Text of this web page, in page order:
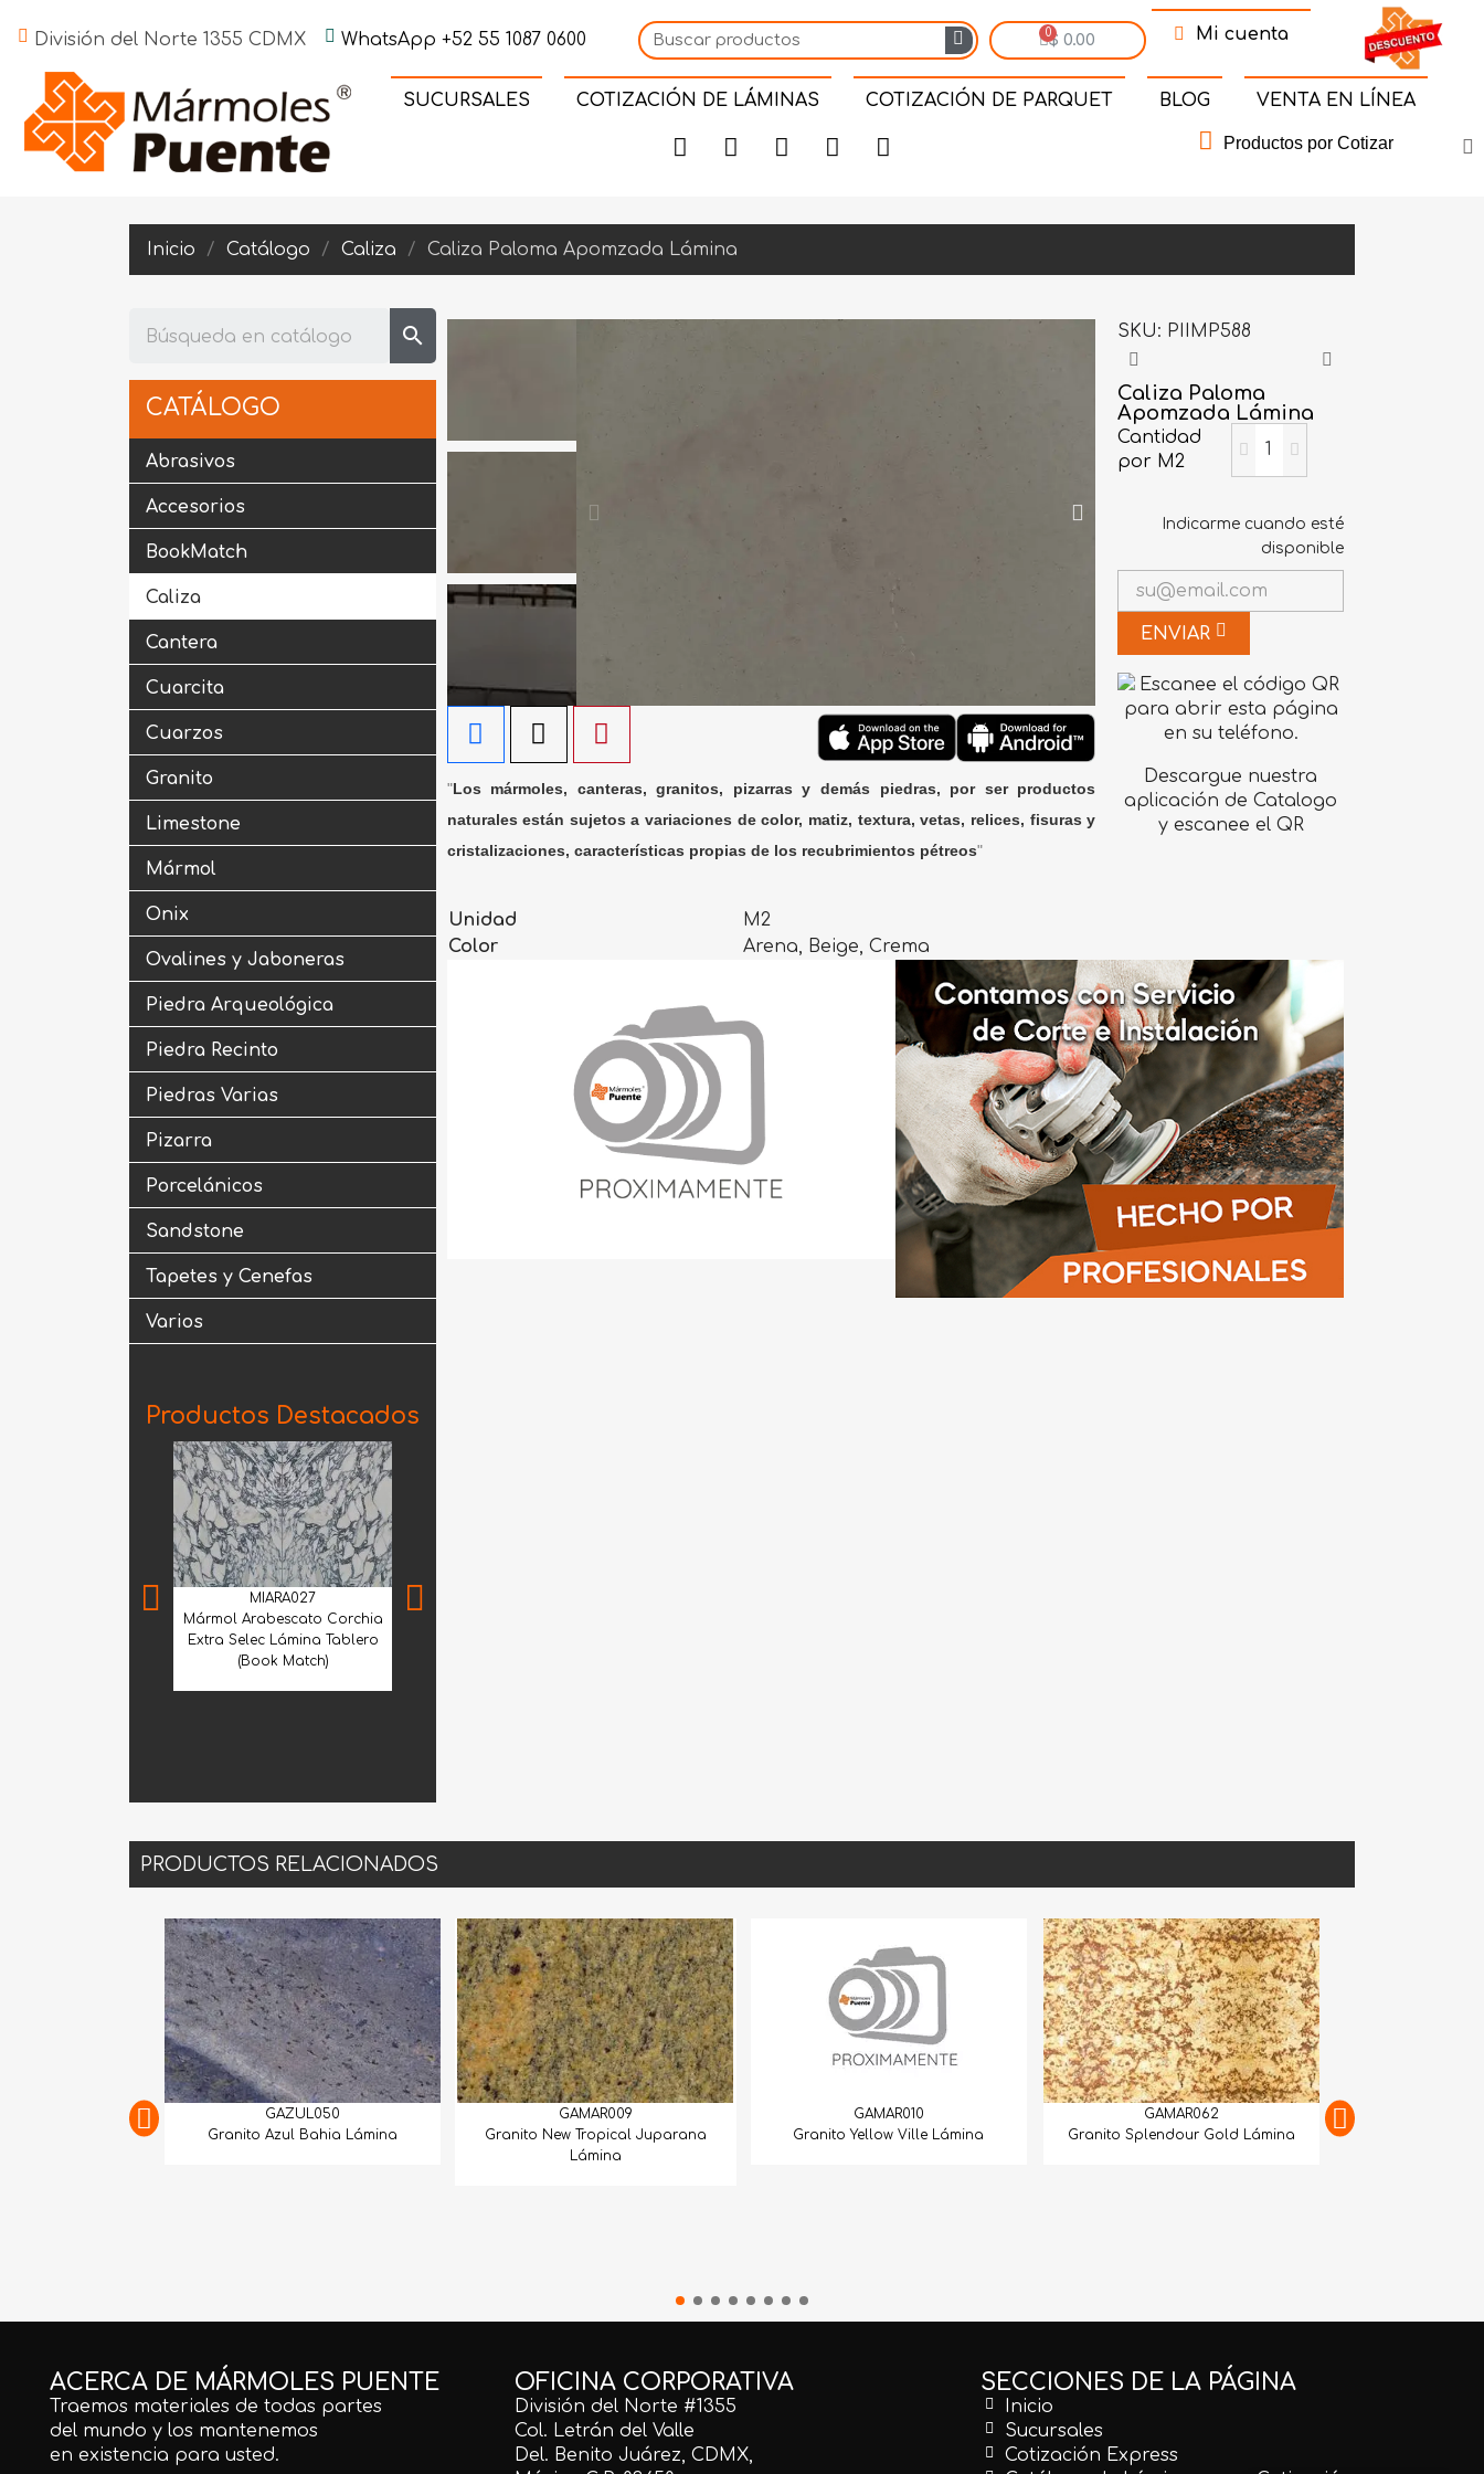
División del Norte 1355 CDMX WhatsApp +52 55 1087 0600 $ 0.00 Mi cuenta
SUCURSALES COTIZACIÓN DE LÁMINAS COTIZACIÓN DE PARQUET BLOG VENTA EN LÍNEA
Productos por Cotizar
Inicio Catálogo Caliza Caliza Paloma Apomzada Lámina
search
CATÁLOGO
Abrasivos
Accesorios
BookMatch
Caliza
Cantera
Cuarcita
Cuarzos
Granito
Limestone
Mármol
Onix
Ovalines y Jaboneras
Piedra Arqueológica
Piedra Recinto
Piedras Varias
Pizarra
Porcelánicos
Sandstone
Tapetes y Cenefas
Varios
Productos Destacados
MIARA027
Mármol Arabescato Corchia
Extra Selec Lámina Tablero
(Book Match)
"Los mármoles, canteras, granitos, pizarras y demás piedras, por ser productos
naturales están sujetos a variaciones de color, matiz, textura, vetas, relices, fisuras y
cristalizaciones, características propias de los recubrimientos pétreos"
SKU PIIMP588
Caliza Paloma
Apomzada Lámina
Cantidad
por M2
Indicarme cuando esté
disponible
ENVIAR
Descargue nuestra
aplicación de Catalogo
y escanee el QR
Unidad
M2
Color
Arena, Beige, Crema
PRODUCTOS RELACIONADOS
GAZUL050
Granito Azul Bahia Lámina
GAMAR009
Granito New Tropical Juparana
Lámina
GAMAR010
Granito Yellow Ville Lámina
GAMAR062
Granito Splendour Gold Lámina
ACERCA DE MÁRMOLES PUENTE
Traemos materiales de todas partes
del mundo y los mantenemos
en existencia para usted.
OFICINA CORPORATIVA
División del Norte #1355
Col. Letrán del Valle
Del. Benito Juárez, CDMX,
SECCIONES DE LA PÁGINA
Inicio
Sucursales
Cotización Express